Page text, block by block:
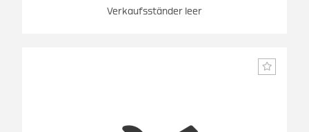
Verkaufsständer leer